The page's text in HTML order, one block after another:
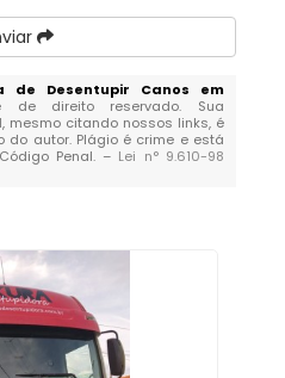
de Desentupir Canos em
de direito reservado. Sua
mesmo citando nossos links, é
do autor. Plágio é crime e está
Penal. – Lei n° 9.610-98